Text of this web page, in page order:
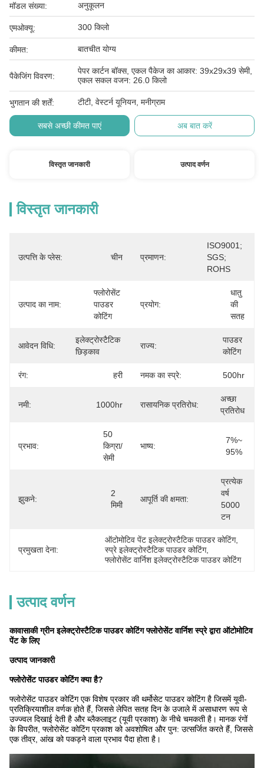
मॉडल संख्या: अनुकूलन
एमओक्यू: 300 किलो
कीमत: बातचीत योग्य
पैकेजिंग विवरण:
पेपर कार्टन बॉक्स, एकल पैकेज का आकार: 39x29x39 सेमी,
एकल सकल वजन: 26.0 किलो
भुगतान की शर्तें: टीटी, वेस्टर्न यूनियन, मनीग्राम
सबसे अच्छी कीमत पाएं अब बात करें
विस्तृत जानकारी उत्पाद वर्णन
विस्तृत जानकारी
उत्पत्ति के प्लेस: चीन प्रमाणन:
ISO9001;
SGS;
ROHS
उत्पाद का नाम:
फ्लोरोसेंट
पाउडर
कोटिंग
प्रयोग:
धातु
की
सतह
आवेदन विधि:
इलेक्ट्रोस्टैटिक
छिड़काव
राज्य:
पाउडर
कोटिंग
रंग: हरी नमक का स्प्रे: 500hr
नमी: 1000hr रासायनिक प्रतिरोध:
अच्छा
प्रतिरोध
प्रभाव:
50
किग्रा/
सेमी
भाष्य:
7%~
95%
झुकने:
2
मिमी
आपूर्ति की क्षमता:
प्रत्येक
वर्ष
5000
टन
प्रमुखता देना:
ऑटोमोटिव पेंट इलेक्ट्रोस्टैटिक पाउडर कोटिंग,
स्प्रे इलेक्ट्रोस्टैटिक पाउडर कोटिंग,
फ्लोरोसेंट वार्निश इलेक्ट्रोस्टैटिक पाउडर कोटिंग
उत्पाद वर्णन
कावासाकी ग्रीन इलेक्ट्रोस्टैटिक पाउडर कोटिंग फ्लोरोसेंट वार्निश स्प्रे द्वारा ऑटोमोटिव
पेंट के लिए
उत्पाद जानकारी
फ्लोरोसेंट पाउडर कोटिंग क्या है?
फ्लोरोसेंट पाउडर कोटिंग एक विशेष प्रकार की थर्मोसेट पाउडर कोटिंग है जिसमें यूवी-
प्रतिक्रियाशील वर्णक होते हैं, जिससे लेपित सतह दिन के उजाले में असाधारण रूप से
उज्ज्वल दिखाई देती है और ब्लैकलाइट (यूवी प्रकाश) के नीचे चमकती है। मानक रंगों
के विपरीत, फ्लोरोसेंट कोटिंग प्रकाश को अवशोषित और पुन: उत्सर्जित करते हैं, जिससे
एक तीव्र, आंख को पकड़ने वाला प्रभाव पैदा होता है।